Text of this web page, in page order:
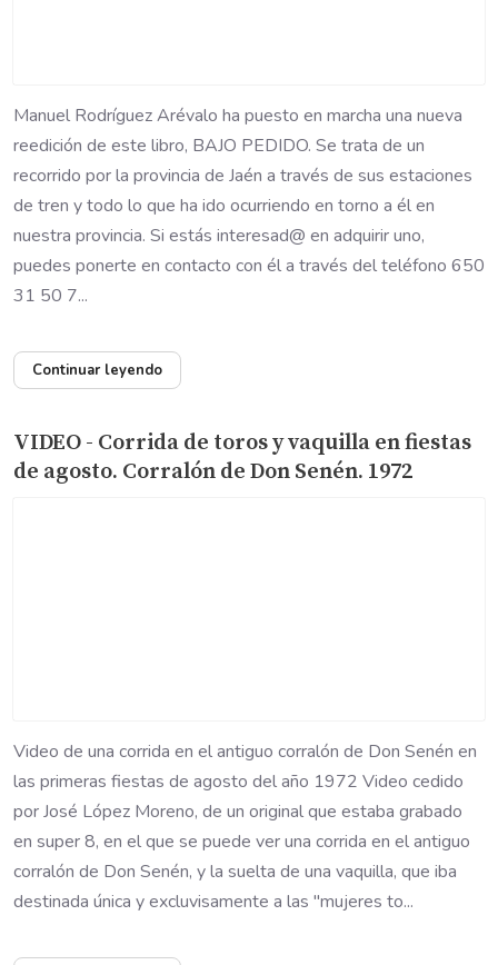
Manuel Rodríguez Arévalo ha puesto en marcha una nueva
reedición de este libro, BAJO PEDIDO. Se trata de un
recorrido por la provincia de Jaén a través de sus estaciones
de tren y todo lo que ha ido ocurriendo en torno a él en
nuestra provincia. Si estás interesad@ en adquirir uno,
puedes ponerte en contacto con él a través del teléfono 650
31 50 7...
Continuar leyendo
VIDEO - Corrida de toros y vaquilla en fiestas
de agosto. Corralón de Don Senén. 1972
Video de una corrida en el antiguo corralón de Don Senén en
las primeras fiestas de agosto del año 1972 Video cedido
por José López Moreno, de un original que estaba grabado
en super 8, en el que se puede ver una corrida en el antiguo
corralón de Don Senén, y la suelta de una vaquilla, que iba
destinada única y excluvisamente a las "mujeres to...